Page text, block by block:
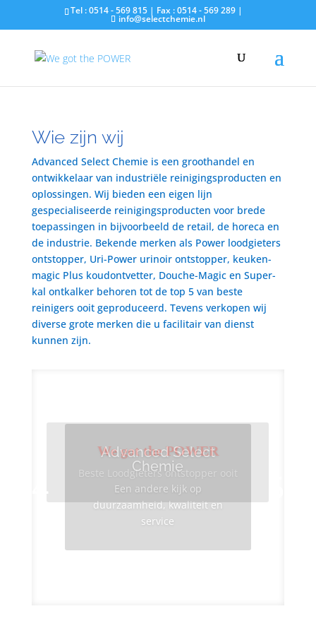
Tel : 0514 - 569 815 | Fax : 0514 - 569 289 |
info@selectchemie.nl
Wie zijn wij
Advanced Select Chemie is een groothandel en
ontwikkelaar van industriële reinigingsproducten en
oplossingen. Wij bieden een eigen lijn
gespecialiseerde reinigingsproducten voor brede
toepassingen in bijvoorbeeld de retail, de horeca en
de industrie. Bekende merken als Power loodgieters
ontstopper, Uri-Power urinoir ontstopper, keuken-
magic Plus koudontvetter, Douche-Magic en Super-
kal ontkalker behoren tot de top 5 van beste
reinigers ooit geproduceerd. Tevens verkopen wij
diverse grote merken die u facilitair van dienst
kunnen zijn.
Advanced Select
Chemie
Een andere kijk op
duurzaamheid, kwaliteit en
service
We got the POWER
Beste Loodgieters ontstopper ooit